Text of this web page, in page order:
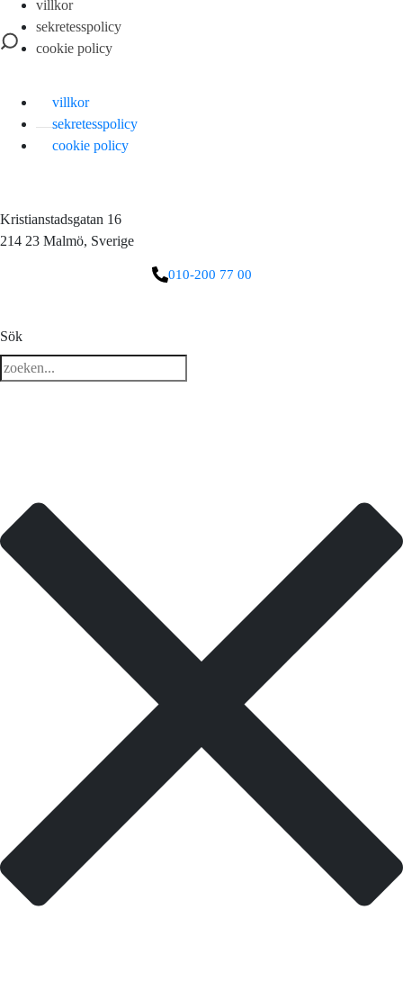
villkor
sekretesspolicy
cookie policy
villkor
sekretesspolicy
cookie policy
Kristianstadsgatan 16
214 23 Malmö, Sverige
010-200 77 00
3 downloads geselecteerd
ladda ner
Sök